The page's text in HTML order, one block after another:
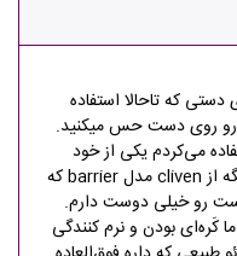
که تاحالا استفاده
روی دست حس میکنید.
می‌کردم یکی از خود
اوریفلیم مدل شیر و عسل بود و یکی دیگه از cliven مدل barrier که
رو خیلی دوست دارم.
کَره‌ای بودن و نرم کنندگی